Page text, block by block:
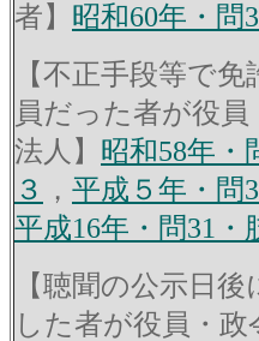
者】 昭和60年・問
【不正手段等で
員だった者が役
法人】 昭和58年・
３
， 平成５年・問
平成16年・問31・
【聴聞の公示日
した者が役員・